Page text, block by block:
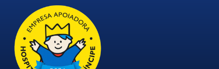
e
d
n
e
b
o
o
k
t
a
g
r
a
m
u
b
e